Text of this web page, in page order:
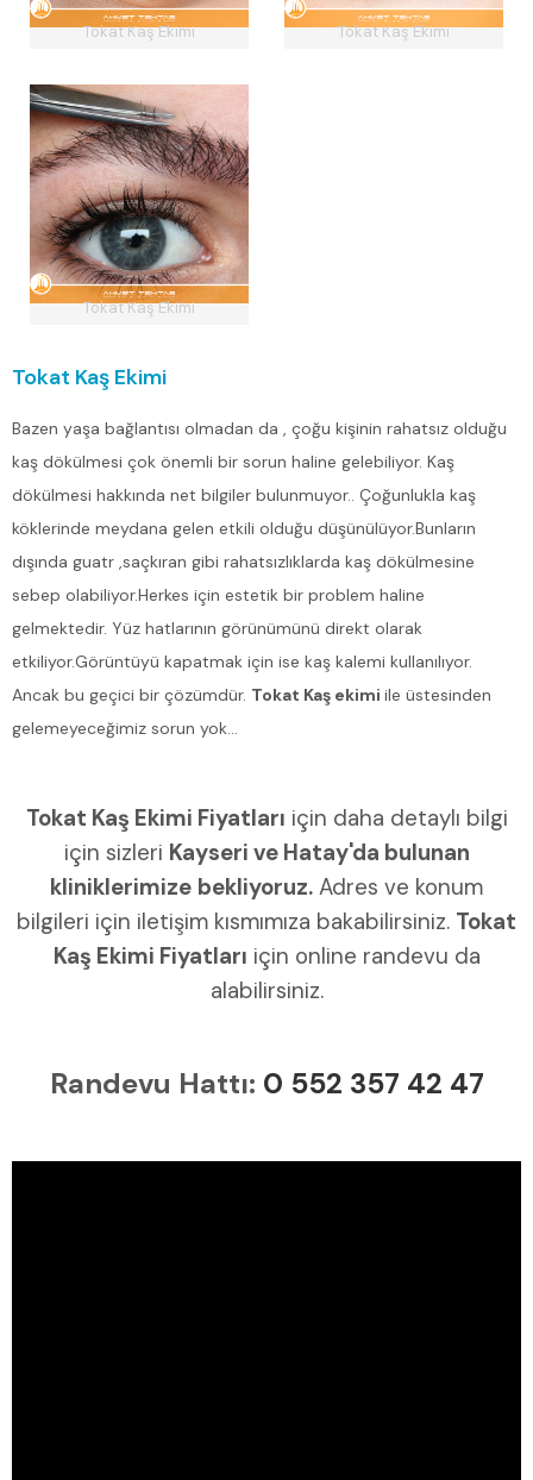
Tokat Kaş Ekimi Tokat Kaş Ekimi
Tokat Kaş Ekimi
Tokat Kaş Ekimi
Bazen yaşa bağlantısı olmadan da , çoğu kişinin rahatsız olduğu
kaş dökülmesi çok önemli bir sorun haline gelebiliyor. Kaş
dökülmesi hakkında net bilgiler bulunmuyor.. Çoğunlukla kaş
köklerinde meydana gelen etkili olduğu düşünülüyor.Bunların
dışında guatr ,saçkıran gibi rahatsızlıklarda kaş dökülmesine
sebep olabiliyor.Herkes için estetik bir problem haline
gelmektedir. Yüz hatlarının görünümünü direkt olarak
etkiliyor.Görüntüyü kapatmak için ise kaş kalemi kullanılıyor.
Ancak bu geçici bir çözümdür. Tokat Kaş ekimi ile üstesinden
gelemeyeceğimiz sorun yok...
Tokat Kaş Ekimi Fiyatları için daha detaylı bilgi
için sizleri Kayseri ve Hatay'da bulunan
kliniklerimize bekliyoruz. Adres ve konum
bilgileri için iletişim kısmımıza bakabilirsiniz. Tokat
Kaş Ekimi Fiyatları için online randevu da
alabilirsiniz.
Randevu Hattı: 0 552 357 42 47